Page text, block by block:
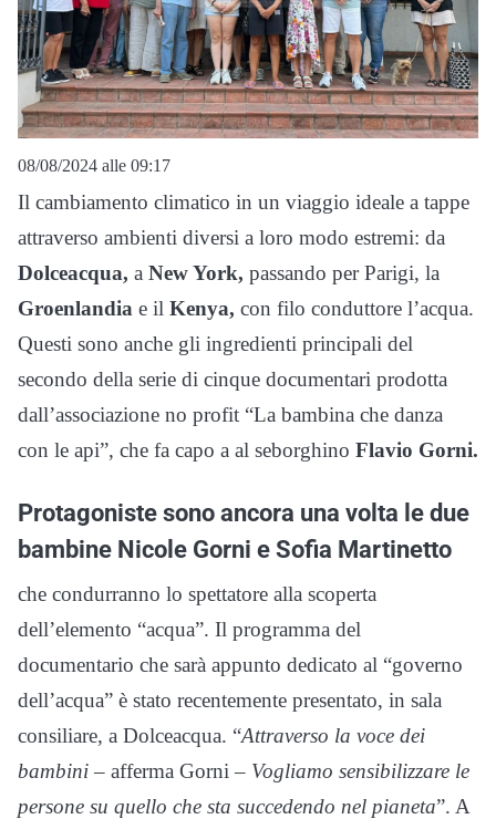
08/08/2024 alle 09:17
Il cambiamento climatico in un viaggio ideale a tappe
attraverso ambienti diversi a loro modo estremi: da
Dolceacqua, a New York, passando per Parigi, la
Groenlandia e il Kenya, con filo conduttore l’acqua.
Questi sono anche gli ingredienti principali del
secondo della serie di cinque documentari prodotta
dall’associazione no profit “La bambina che danza
con le api”, che fa capo a al seborghino Flavio Gorni.
Protagoniste sono ancora una volta le due
bambine Nicole Gorni e Sofia Martinetto
che condurranno lo spettatore alla scoperta
dell’elemento “acqua”. Il programma del
documentario che sarà appunto dedicato al “governo
dell’acqua” è stato recentemente presentato, in sala
consiliare, a Dolceacqua. “Attraverso la voce dei
bambini – afferma Gorni – Vogliamo sensibilizzare le
persone su quello che sta succedendo nel pianeta”. A